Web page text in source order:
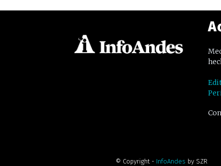
© Copyright - InfoAndes by SZR